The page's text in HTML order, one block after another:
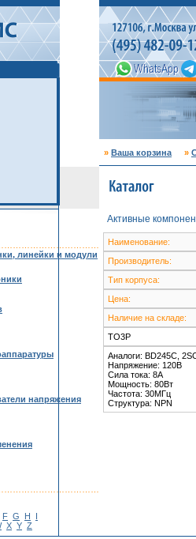
» Ваша корзина »
линейки и модули
напряжения
F G H
I
X Y Z
Активные
Наименование:
Производитель:
Тип корпуса:
Цена:
Наличие на складе:
TO3P
Аналоги: BD245C,
Напряжение: 120В
Сила тока: 8А
Мощность: 80Вт
Частота: 30МГц
Структура: NPN